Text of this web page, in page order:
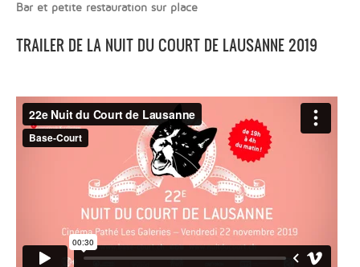
Bar et petite restauration sur place
TRAILER DE LA NUIT DU COURT DE LAUSANNE 2019